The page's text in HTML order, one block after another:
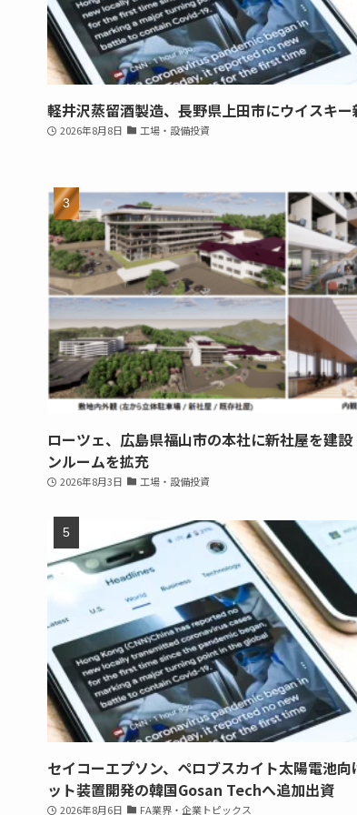
軽井沢蒸留酒製造、長野県上田市にウイスキ
2026年8月8日 工場・設備投資
ローツェ、広島県福山市の本社に新社屋を建設
ンルームを拡充
2026年8月3日 工場・設備投資
セイコーエプソン、ペロブスカイト太陽電池向
ット装置開発の韓国Gosan Techへ追加出資
2026年8月6日 FA業界・企業トピックス